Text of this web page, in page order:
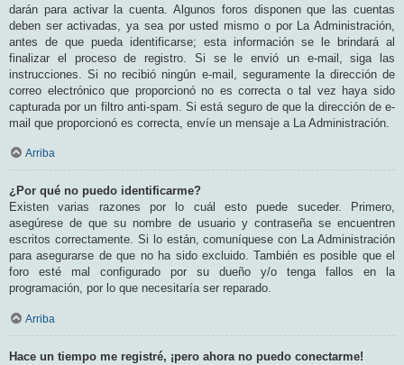
darán para activar la cuenta. Algunos foros disponen que las cuentas
deben ser activadas, ya sea por usted mismo o por La Administración,
antes de que pueda identificarse; esta información se le brindará al
finalizar el proceso de registro. Si se le envió un e-mail, siga las
instrucciones. Si no recibió ningún e-mail, seguramente la dirección de
correo electrónico que proporcionó no es correcta o tal vez haya sido
capturada por un filtro anti-spam. Si está seguro de que la dirección de e-
mail que proporcionó es correcta, envíe un mensaje a La Administración.
Arriba
¿Por qué no puedo identificarme?
Existen varias razones por lo cuál esto puede suceder. Primero,
asegúrese de que su nombre de usuario y contraseña se encuentren
escritos correctamente. Si lo están, comuníquese con La Administración
para asegurarse de que no ha sido excluido. También es posible que el
foro esté mal configurado por su dueño y/o tenga fallos en la
programación, por lo que necesitaría ser reparado.
Arriba
Hace un tiempo me registré, ¡pero ahora no puedo conectarme!